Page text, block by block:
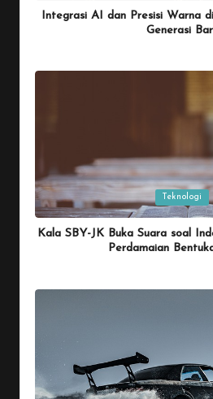
Integrasi AI dan Presisi Warna
Generasi
Posted
in
Teknologi
Kala SBY-JK Buka Suara soal
Perdamaian